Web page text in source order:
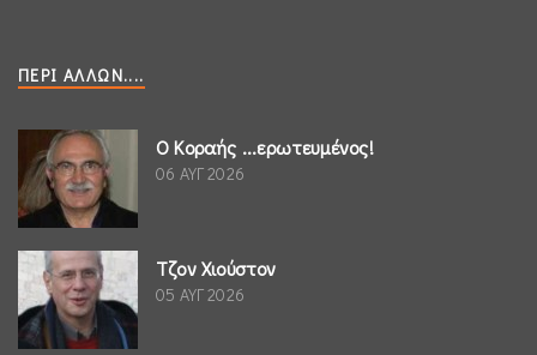
ΠΕΡΊ ΆΛΛΩΝ....
Ο Κοραής ...ερωτευμένος!
06 ΑΥΓ 2026
Τζον Χιούστον
05 ΑΥΓ 2026